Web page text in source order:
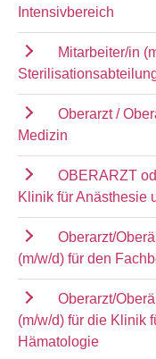
Intensivbereich
Mitarbeiter/in
Oberarzt /
Medizin
OBERARZT
Klinik für Anästhesie
Oberarzt/
(m/w/d) für den
Oberarzt/
(m/w/d) für die Klinik
Hämatologie